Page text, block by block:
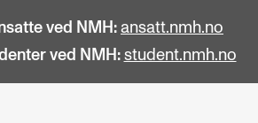
ved NMH: ansatt.nmh.no
ved NMH: student.nmh.no